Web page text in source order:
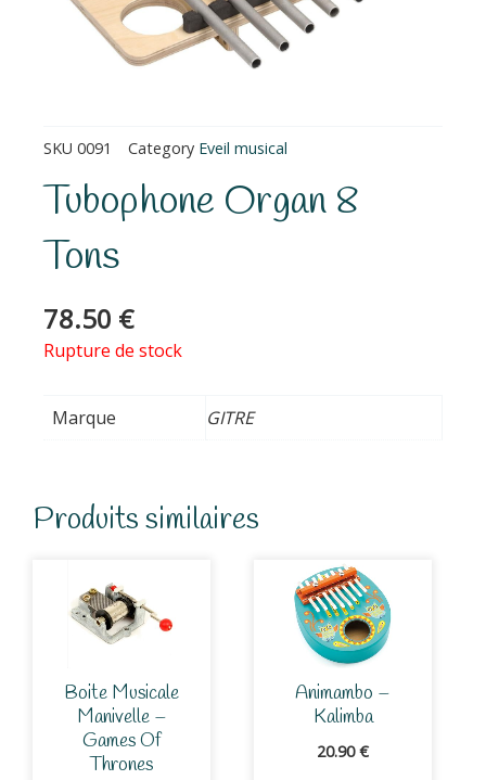
SKU 0091 Category Eveil musical
Tubophone Organ 8
Tons
78.50 €
Rupture de stock
Marque GITRE
Produits similaires
Boite Musicale
Manivelle –
Games Of
Thrones
Animambo –
Kalimba
20.90€